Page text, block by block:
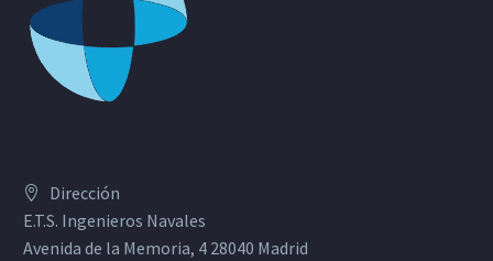
Dirección
E.T.S. Ingenieros Navales
Avenida de la Memoria, 4 28040 Madrid